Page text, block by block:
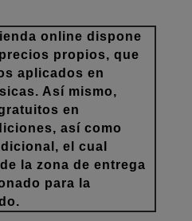
online dispone
propios, que
aplicados en
Así mismo,
en
así como
el cual
la zona de entrega
para la